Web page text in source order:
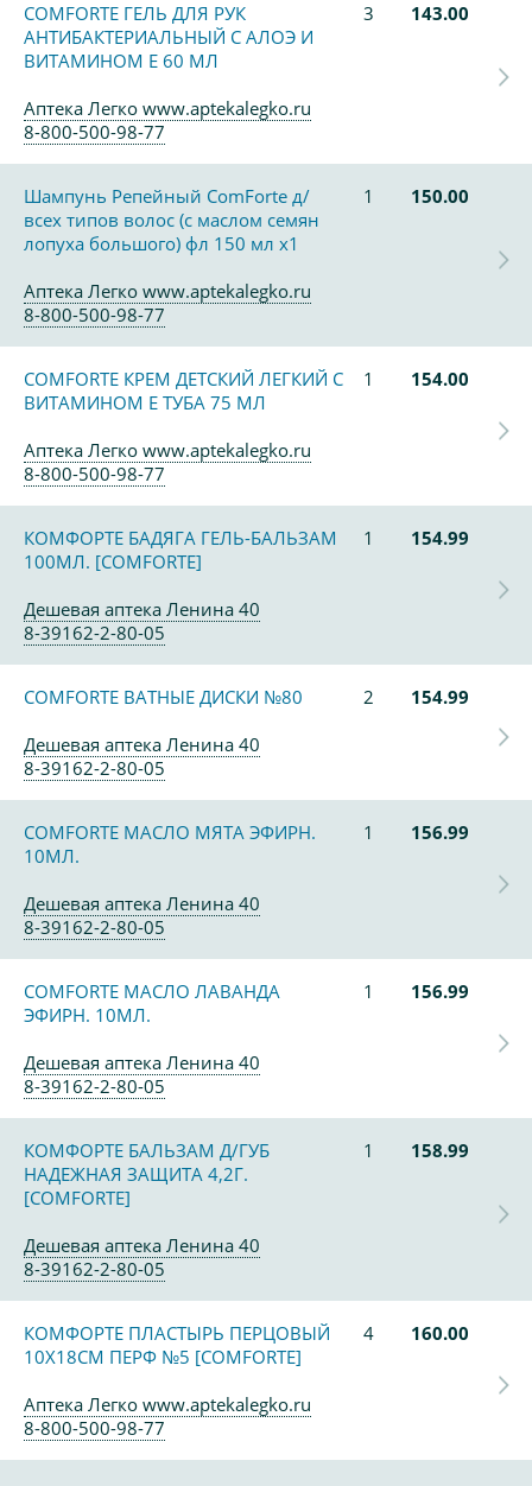
COMFORTE ГЕЛЬ ДЛЯ РУК
АНТИБАКТЕРИАЛЬНЫЙ С АЛОЭ И
ВИТАМИНОМ Е 60 МЛ
3 143.00
Аптека Легко www.aptekalegko.ru
8-800-500-98-77
Шампунь Репейный ComForte д/
всех типов волос (с маслом семян
лопуха большого) фл 150 мл х1
1 150.00
Аптека Легко www.aptekalegko.ru
8-800-500-98-77
COMFORTE КРЕМ ДЕТСКИЙ ЛЕГКИЙ С
ВИТАМИНОМ Е ТУБА 75 МЛ
1 154.00
Аптека Легко www.aptekalegko.ru
8-800-500-98-77
КОМФОРТЕ БАДЯГА ГЕЛЬ-БАЛЬЗАМ
100МЛ. [COMFORTE]
1 154.99
Дешевая аптека Ленина 40
8-39162-2-80-05
COMFORTE ВАТНЫЕ ДИСКИ №80 2
154.99
Дешевая аптека Ленина 40
8-39162-2-80-05
COMFORTE МАСЛО МЯТА ЭФИРН.
10МЛ.
1 156.99
Дешевая аптека Ленина 40
8-39162-2-80-05
COMFORTE МАСЛО ЛАВАНДА
ЭФИРН. 10МЛ.
1 156.99
Дешевая аптека Ленина 40
8-39162-2-80-05
КОМФОРТЕ БАЛЬЗАМ Д/ГУБ
НАДЕЖНАЯ ЗАЩИТА 4,2Г.
[COMFORTE]
1 158.99
Дешевая аптека Ленина 40
8-39162-2-80-05
КОМФОРТЕ ПЛАСТЫРЬ ПЕРЦОВЫЙ
10Х18СМ ПЕРФ №5 [COMFORTE]
4 160.00
Аптека Легко www.aptekalegko.ru
8-800-500-98-77